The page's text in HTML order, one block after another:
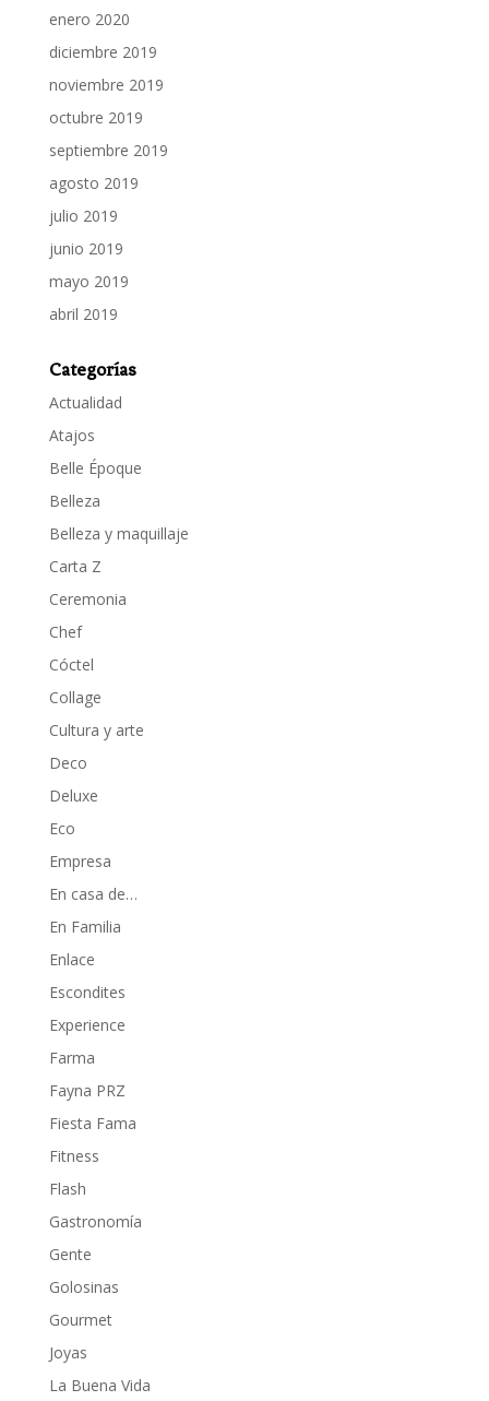
enero 2020
diciembre 2019
noviembre 2019
octubre 2019
septiembre 2019
agosto 2019
julio 2019
junio 2019
mayo 2019
abril 2019
Categorías
Actualidad
Atajos
Belle Époque
Belleza
Belleza y maquillaje
Carta Z
Ceremonia
Chef
Cóctel
Collage
Cultura y arte
Deco
Deluxe
Eco
Empresa
En casa de…
En Familia
Enlace
Escondites
Experience
Farma
Fayna PRZ
Fiesta Fama
Fitness
Flash
Gastronomía
Gente
Golosinas
Gourmet
Joyas
La Buena Vida